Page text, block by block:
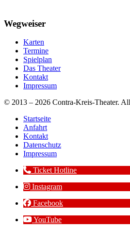
Wegweiser
Karten
Termine
Spielplan
Das Theater
Kontakt
Impressum
© 2013 – 2026 Contra-Kreis-Theater.
Startseite
Anfahrt
Kontakt
Datenschutz
Impressum
Ticket Hotline
Instagram
Facebook
YouTube